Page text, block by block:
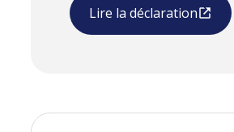
Lire la déclaration